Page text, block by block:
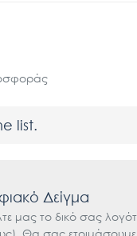
list.
Δείγμα
μας το δικό σας